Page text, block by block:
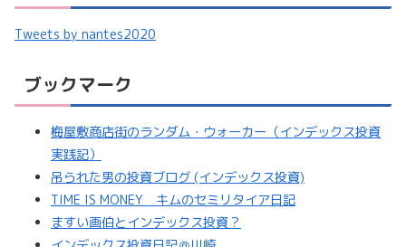
Tweets by nantes2020
ブックマーク
梅屋敷商店街のランダム・ウォーカー（インデックス投資
実践記）
吊られた男の投資ブログ (インデックス投資)
TIME IS MONEY キムのセミリタイア日記
ますい画伯とインデックス投資？